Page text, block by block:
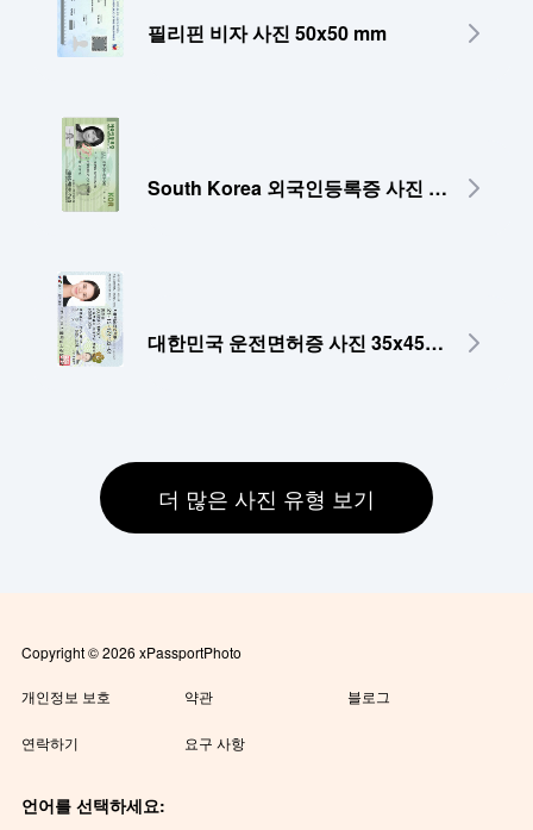
필리핀 비자 사진 50x50 mm
South Korea 외국인등록증 사진 35x45 mm
대한민국 운전면허증 사진 35x45mm
더 많은 사진 유형 보기
Copyright © 2026 xPassportPhoto
개인정보 보호 약관 블로그
연락하기 요구 사항
언어를 선택하세요: